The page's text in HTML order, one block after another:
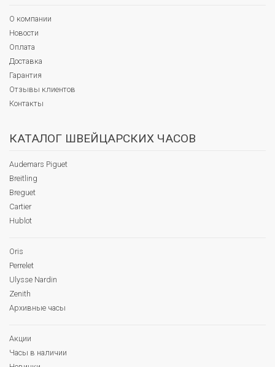
О компании
Новости
Оплата
Доставка
Гарантия
Отзывы клиентов
Контакты
КАТАЛОГ ШВЕЙЦАРСКИХ ЧАСОВ
Audemars Piguet
Breitling
Breguet
Cartier
Hublot
Oris
Perrelet
Ulysse Nardin
Zenith
Архивные часы
Акции
Часы в наличии